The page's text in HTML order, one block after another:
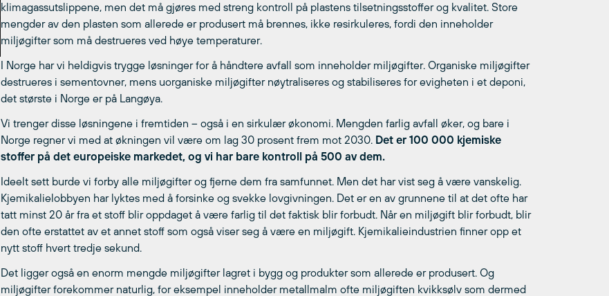
klimagassutslippene, men det må gjøres med streng kontroll på plastens tilsetningsstoffer og kvalitet. Store
mengder av den plasten som allerede er produsert må brennes, ikke resirkuleres, fordi den inneholder
miljøgifter som må destrueres ved høye temperaturer.
I Norge har vi heldigvis trygge løsninger for å håndtere avfall som inneholder miljøgifter. Organiske miljøgifter
destrueres i sementovner, mens uorganiske miljøgifter nøytraliseres og stabiliseres for evigheten i et deponi,
det største i Norge er på Langøya.
Vi trenger disse løsningene i fremtiden – også i en sirkulær økonomi. Mengden farlig avfall øker, og bare i
Norge regner vi med at økningen vil være om lag 30 prosent frem mot 2030. Det er 100 000 kjemiske
stoffer på det europeiske markedet, og vi har bare kontroll på 500 av dem.
Ideelt sett burde vi forby alle miljøgifter og fjerne dem fra samfunnet. Men det har vist seg å være vanskelig.
Kjemikalielobbyen har lyktes med å forsinke og svekke lovgivningen. Det er en av grunnene til at det ofte har
tatt minst 20 år fra et stoff blir oppdaget å være farlig til det faktisk blir forbudt. Når en miljøgift blir forbudt, blir
den ofte erstattet av et annet stoff som også viser seg å være en miljøgift. Kjemikalieindustrien finner opp et
nytt stoff hvert tredje sekund.
Det ligger også en enorm mengde miljøgifter lagret i bygg og produkter som allerede er produsert. Og
miljøgifter forekommer naturlig, for eksempel inneholder metallmalm ofte miljøgiften kvikksølv som dermed